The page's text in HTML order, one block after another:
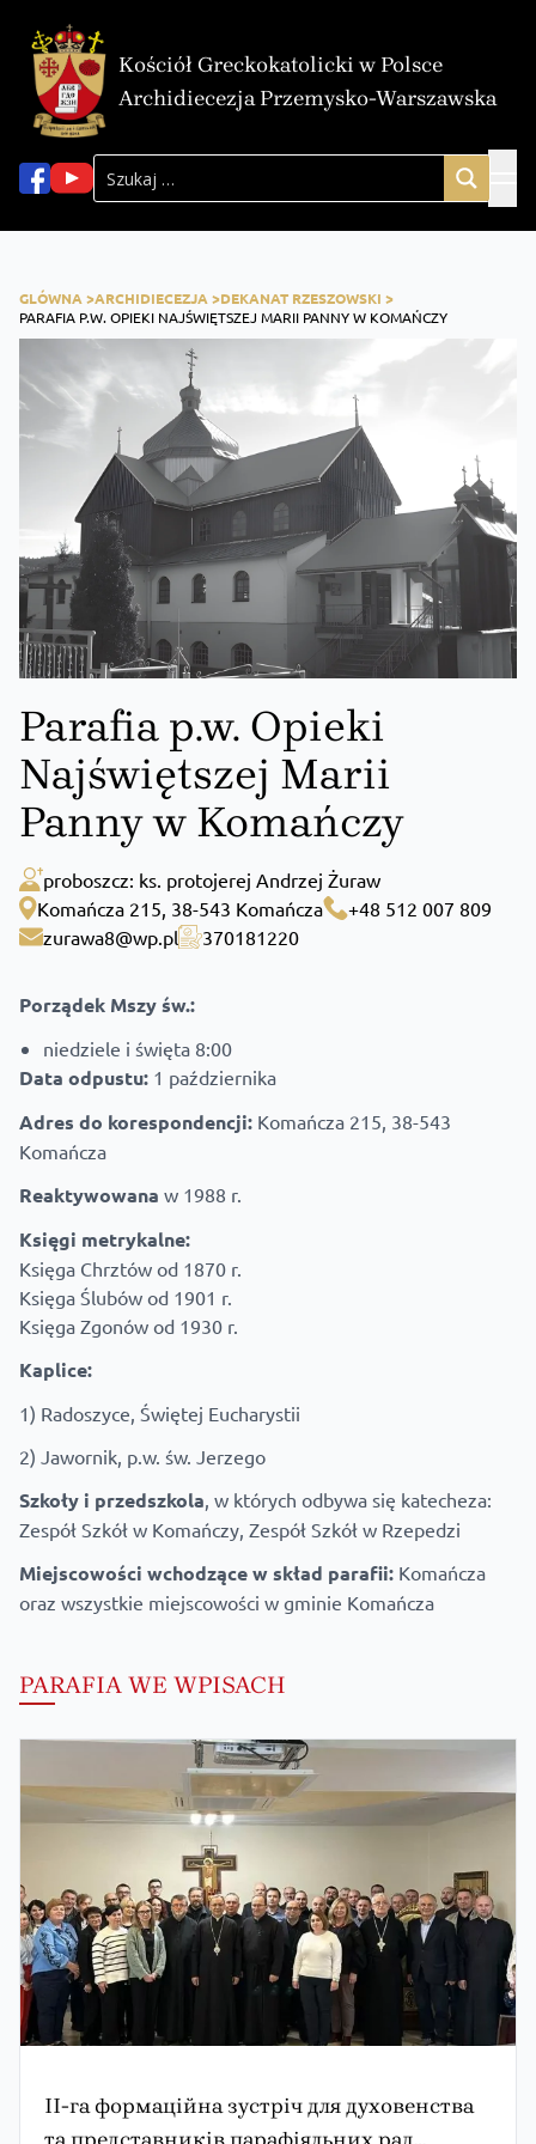
Kościół Greckokatolicki w Polsce
Archidiecezja Przemysko-Warszawska
GLÓWNA >ARCHIDIECEZJA >DEKANAT RZESZOWSKI >
PARAFIA P.W. OPIEKI NAJŚWIĘTSZEJ MARII PANNY W KOMAŃCZY
Parafia p.w. Opieki
Najświętszej Marii
Panny w Komańczy
proboszcz: ks. protojerej Andrzej Żuraw
Komańcza 215, 38-543 Komańcza
+48 512 007 809
zurawa8@wp.pl
370181220
Porządek Mszy św.:
niedziele i święta 8:00
Data odpustu: 1 października
Adres do korespondencji: Komańcza 215, 38-543
Komańcza
Reaktywowana w 1988 r.
Księgi metrykalne:
Księga Chrztów od 1870 r.
Księga Ślubów od 1901 r.
Księga Zgonów od 1930 r.
Kaplice:
1) Radoszyce, Świętej Eucharystii
2) Jawornik, p.w. św. Jerzego
Szkoły i przedszkola , w których odbywa się katecheza:
Zespół Szkół w Komańczy, Zespół Szkół w Rzepedzi
Miejscowości wchodzące w skład parafii: Komańcza
oraz wszystkie miejscowości w gminie Komańcza
PARAFIA WE WPISACH
ПОПОВИЧА НА ПРАЗНИХ ПРЕСВЯТОЇ